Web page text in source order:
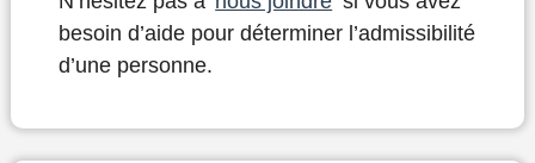
besoin d’aide pour déterminer l’admissibilité
d’une personne.